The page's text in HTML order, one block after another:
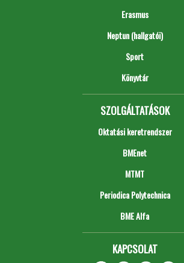
Erasmus
Neptun (hallgatói)
Sport
Könyvtár
SZOLGÁLTATÁSOK
Oktatási keretrendszer
BMEnet
MTMT
Periodica Polytechnica
BME Alfa
KAPCSOLAT